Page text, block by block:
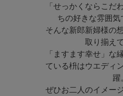
「せっかくならこだ
ちの好きな雰囲気
そんな新郎新婦様の
取り揃え
「ますます幸せ」な
ている枡はウエディ
躍
ぜひお二人のイメー